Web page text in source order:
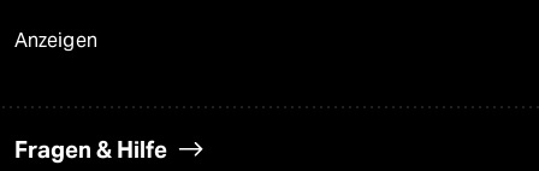
Anzeigen
Fragen & Hilfe